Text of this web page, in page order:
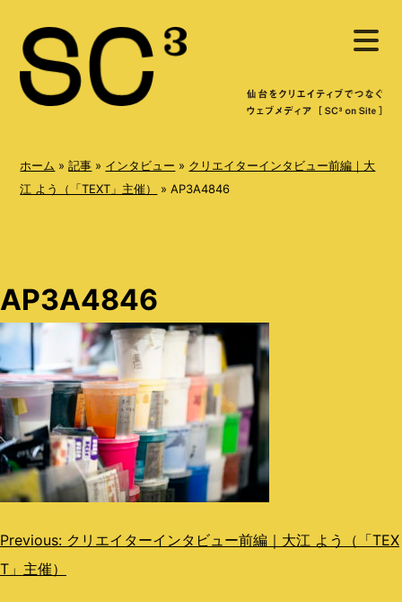
e
n
t
メ
ニ
を
開
く
ホーム »記事 » インタビュー » クリエイターインタビュー前編｜大
江 よう（「TEXT」主催）
»AP3A4846
AP3A4846
投
稿
Previous: クリエイターインタビュー前編｜大江 よう（「TEX
T」主催）